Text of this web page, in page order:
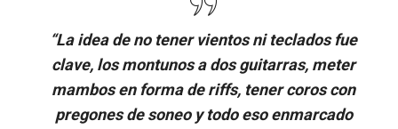
“La idea de no tener vientos ni teclados fue
clave, los montunos a dos guitarras, meter
mambos en forma de riffs, tener coros con
pregones de soneo y todo eso enmarcado